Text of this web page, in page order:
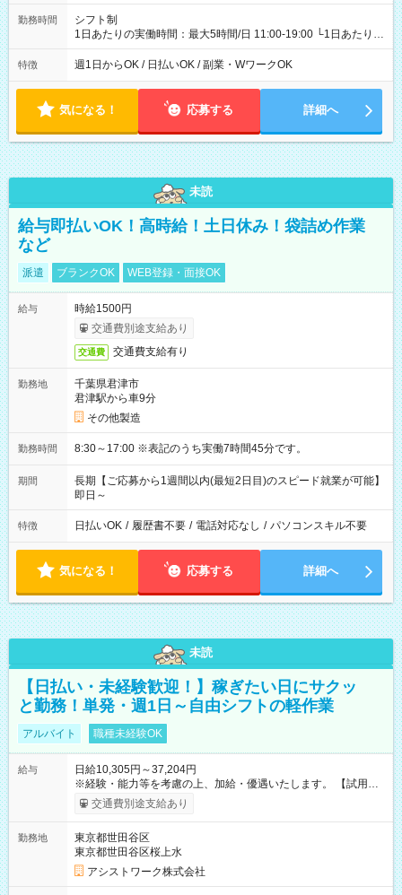
勤務時間
シフト制
1日あたりの実働時間：最大5時間/日 11:00-19:00 └1日あたりの
実働時間：1-5時間 └上記の時間帯内であれば、いつでも勤務可
能！ └平日・土曜日の中で、お好きな曜日でご勤務いただけま
18:00 などのように、自由な働き方が可能なお仕事です！
特徴 週1日からOK / 日払いOK / 副業・WワークOK
気になる！ 応募する 詳細へ
未読
給与即払いOK！高時給！土日休み！袋詰め作業
など
派遣 ブランクOK WEB登録・面接OK
給与
時給1500円
交通費別途支給あり
交通費 交通費支給有り
勤務地
千葉県君津市
君津駅から車9分
その他製造
勤務時間 8:30～17:00 ※表記のうち実働7時間45分です。
期間
長期【ご応募から1週間以内(最短2日目)のスピード就業が可能】
即日～
特徴 日払いOK / 履歴書不要 / 電話対応なし / パソコンスキル不要
気になる！ 応募する 詳細へ
未読
【日払い・未経験歓迎！】稼ぎたい日にサクッ
と勤務！単発・週1日～自由シフトの軽作業
アルバイト 職種未経験OK
給与
日給10,305円～37,204円
※経験・能力等を考慮の上、加給・優遇いたします。 【試用期
間】試用期間なし
交通費別途支給あり
勤務地
東京都世田谷区
東京都世田谷区桜上水
アシストワーク株式会社